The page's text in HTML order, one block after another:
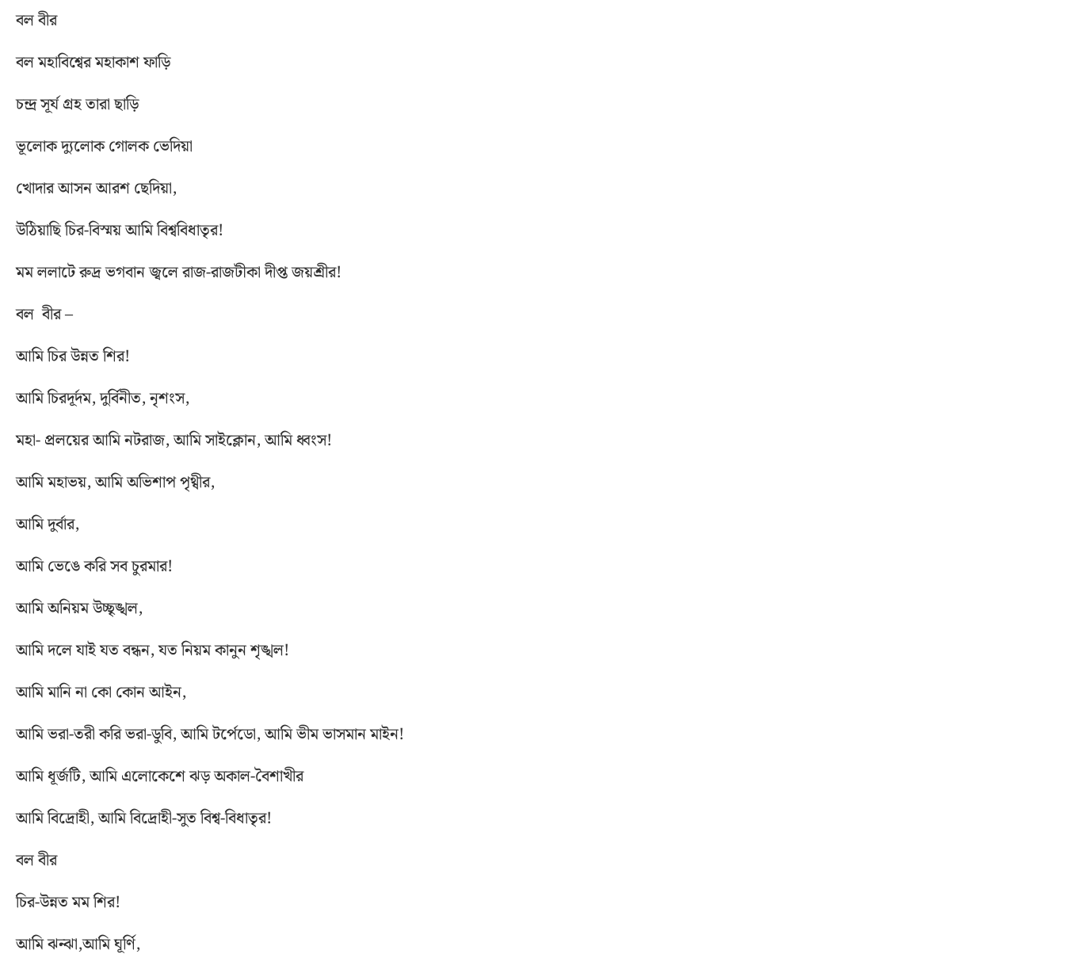
বল বীর
বল মহাবিশ্বের মহাকাশ ফাড়ি
চন্দ্র সূর্য গ্রহ তারা ছাড়ি
ভূলোক দ্যুলোক গোলক ভেদিয়া
খোদার আসন আরশ ছেদিয়া,
উঠিয়াছি চির-বিস্ময় আমি বিশ্ববিধাতৃর!
মম ললাটে রুদ্র ভগবান জ্বলে রাজ-রাজটীকা দীপ্ত জয়শ্রীর!
বল বীর –
আমি চির উন্নত শির!
আমি চিরদূর্দম, দুর্বিনীত, নৃশংস,
মহা- প্রলয়ের আমি নটরাজ, আমি সাইক্লোন, আমি ধ্বংস!
আমি মহাভয়, আমি অভিশাপ পৃথ্বীর,
আমি দুর্বার,
আমি ভেঙে করি সব চুরমার!
আমি অনিয়ম উচ্ছৃঙ্খল,
আমি দলে যাই যত বন্ধন, যত নিয়ম কানুন শৃঙ্খল!
আমি মানি না কো কোন আইন,
আমি ভরা-তরী করি ভরা-ডুবি, আমি টর্পেডো, আমি ভীম ভাসমান মাইন!
আমি ধূর্জটি, আমি এলোকেশে ঝড় অকাল-বৈশাখীর
আমি বিদ্রোহী, আমি বিদ্রোহী-সুত বিশ্ব-বিধাতৃর!
বল বীর
চির-উন্নত মম শির!
আমি ঝন্ঝা,আমি ঘূর্ণি,